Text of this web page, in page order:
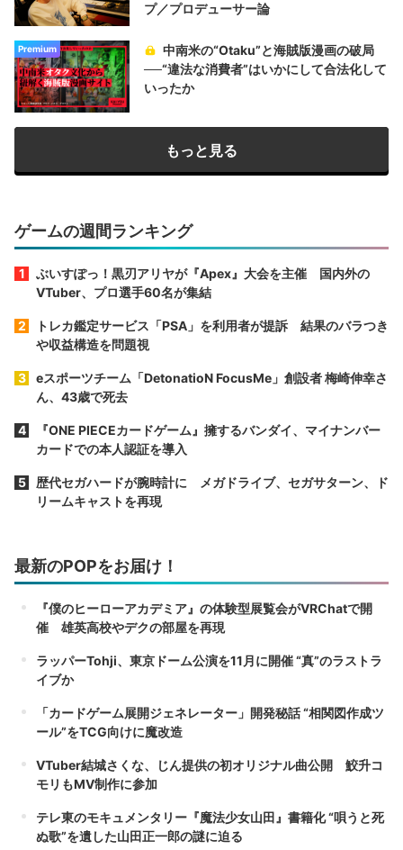
プ／プロデューサー論
Premium
中南米の“Otaku”と海賊版漫画の破局
──“違法な消費者”はいかにして合法化して
いったか
もっと見る
ゲームの週間ランキング
ぶいすぽっ！黒刃アリヤが『Apex』大会を主催 国内外の
VTuber、プロ選手60名が集結
トレカ鑑定サービス「PSA」を利用者が提訴 結果のバラつき
や収益構造を問題視
eスポーツチーム「DetonatioN FocusMe」創設者 梅崎伸幸さ
ん、43歳で死去
『ONE PIECEカードゲーム』擁するバンダイ、マイナンバー
カードでの本人認証を導入
歴代セガハードが腕時計に メガドライブ、セガサターン、ド
リームキャストを再現
最新のPOPをお届け！
『僕のヒーローアカデミア』の体験型展覧会がVRChatで開
催 雄英高校やデクの部屋を再現
ラッパーTohji、東京ドーム公演を11月に開催 “真”のラストラ
イブか
「カードゲーム展開ジェネレーター」開発秘話 “相関図作成ツ
ール”をTCG向けに魔改造
VTuber結城さくな、じん提供の初オリジナル曲公開 鮫升コ
モリもMV制作に参加
テレ東のモキュメンタリー『魔法少女山田』書籍化 “唄うと死
ぬ歌”を遺した山田正一郎の謎に迫る